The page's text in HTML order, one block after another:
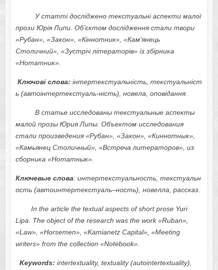
У статті досліджено текстуальні аспекти малої
прози Юрія Липи. Об’єктом дослідження стали твори
«Рубан», «Закон», «Кіннотник», «Кам’янець
Столичний», «Зустріч літераторів» із збірника
«Нотатник».
Ключові слова: інтертекстуальність, текстуальніст
ь (автоінтертекстуаль-ність), новела, оповідання.
В статье исследованы текстуальные аспекты
малой прозы Юрия Липы. Объектом исследования
стали произведения «Рубан», «Закон», «Киннотнык»,
«Камьянец Столичный», «Встреча литераторов», из
сборника «Нотатнык».
Ключевые слова: интертекстуальность, текстуальн
ость (автоинтертекстуаль–ность), новелла, рассказ.
In the article the textual aspects of short prose Yuri
Lipa. The object of the research was the work«Ruban»,
«Law», «Нorsemen», «Kamіаnetz Capital», «Meeting
writers»from the collection «Notebook».
Keywords: intertextuality, textuality (autointertextuality),